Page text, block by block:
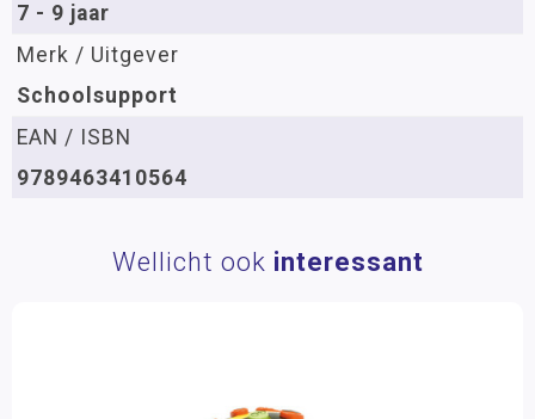
7 - 9 jaar
Merk / Uitgever
Schoolsupport
EAN / ISBN
9789463410564
Wellicht ook interessant